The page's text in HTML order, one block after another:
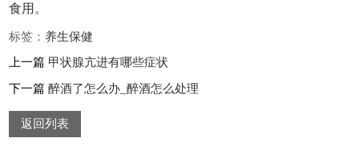
食用。
标签： 养生保健
上一篇 甲状腺亢进有哪些症状
下一篇醉酒了怎么办_醉酒怎么处理
返回列表